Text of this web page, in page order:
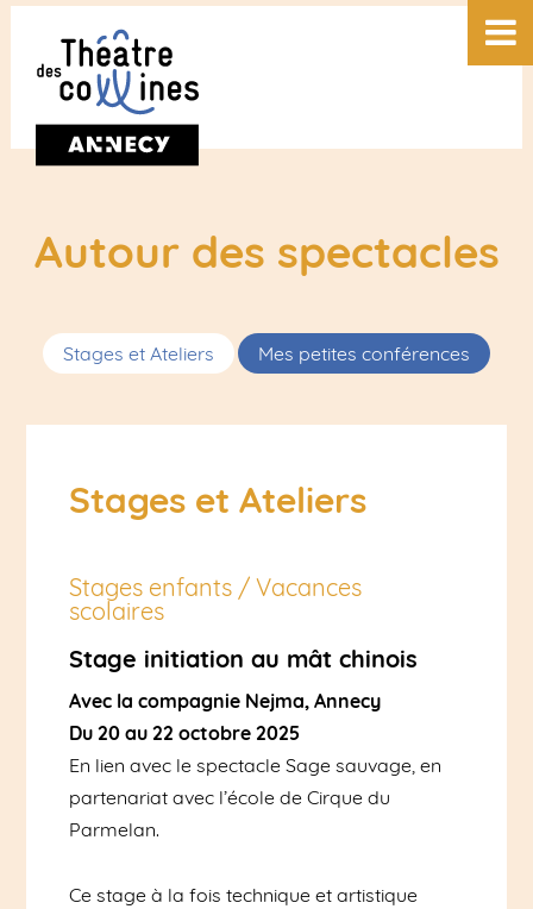
Autour des spectacles
Stages et Ateliers Mes petites conférences
Stages et Ateliers
Stages enfants / Vacances
scolaires
Stage initiation au mât chinois
Avec la compagnie Nejma, Annecy
Du 20 au 22 octobre 2025
En lien avec le spectacle Sage sauvage, en
partenariat avec l’école de Cirque du
Parmelan.
Ce stage à la fois technique et artistique